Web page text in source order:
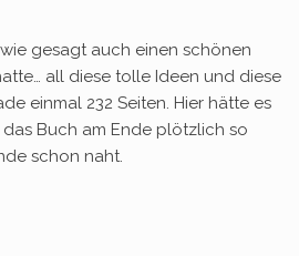
gesagt auch einen schönen
all diese tolle Ideen und diese
einmal 232 Seiten. Hier hätte es
Buch am Ende plötzlich so
schon naht.